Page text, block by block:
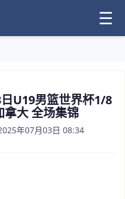
☰
U19男篮世界杯1/8
拿大 全场集锦
年07月03日 08:34